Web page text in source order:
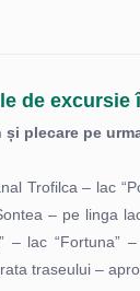
de excursie
și plecare pe
Trofilca – lac
– pe linga
– lac
traseului –